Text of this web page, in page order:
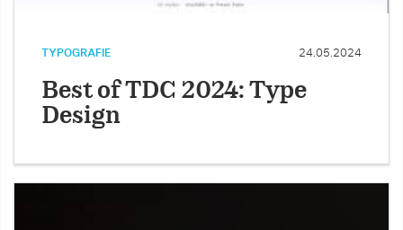
TYPOGRAFIE 24.05.2024
Best of TDC 2024: Type
Design